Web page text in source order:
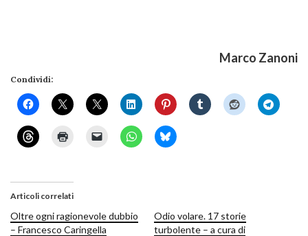
Marco Zanoni
Condividi:
Articoli correlati
Oltre ogni ragionevole dubbio
– Francesco Caringella
Odio volare. 17 storie
turbolente – a cura di